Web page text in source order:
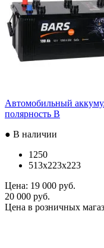
Автомобильный
полярность B
● В наличии
1250
513x223x223
Цена: 19 000 руб.
20 000 руб.
Цена в розничных